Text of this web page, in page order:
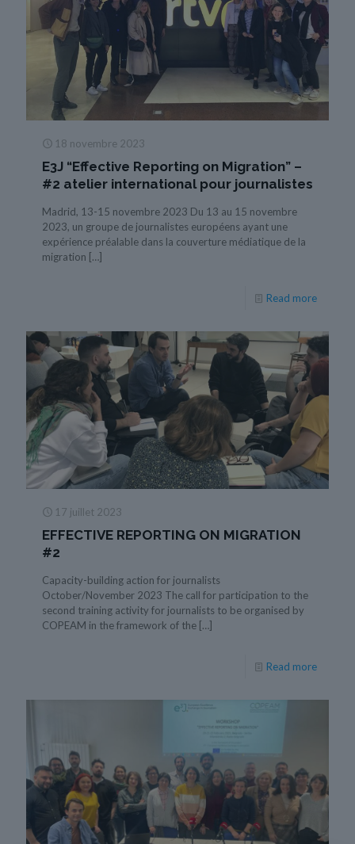
18 novembre 2023
E3J “Effective Reporting on Migration” –
#2 atelier international pour journalistes
Madrid, 13-15 novembre 2023 Du 13 au 15 novembre
2023, un groupe de journalistes européens ayant une
expérience préalable dans la couverture médiatique de la
migration […]
Read more
17 juillet 2023
EFFECTIVE REPORTING ON MIGRATION
#2
Capacity-building action for journalists
October/November 2023 The call for participation to the
second training activity for journalists to be organised by
COPEAM in the framework of the […]
Read more